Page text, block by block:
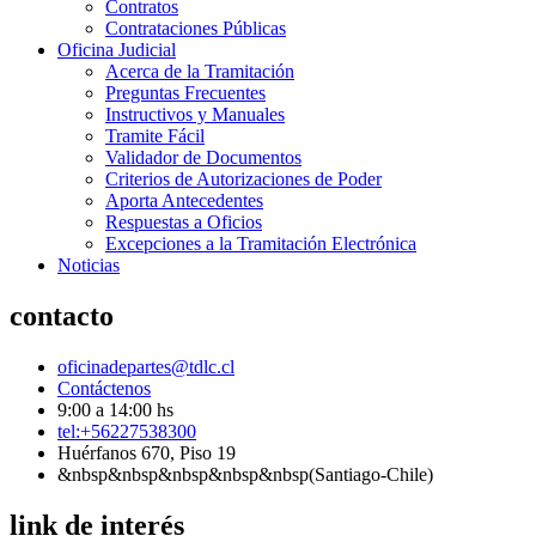
Contratos
Contrataciones Públicas
Oficina Judicial
Acerca de la Tramitación
Preguntas Frecuentes
Instructivos y Manuales
Tramite Fácil
Validador de Documentos
Criterios de Autorizaciones de Poder
Aporta Antecedentes
Respuestas a Oficios
Excepciones a la Tramitación Electrónica
Noticias
contacto
oficinadepartes@tdlc.cl
Contáctenos
9:00 a 14:00 hs
tel:+56227538300
Huérfanos 670, Piso 19
&nbsp&nbsp&nbsp&nbsp&nbsp(Santiago-Chile)
link de interés